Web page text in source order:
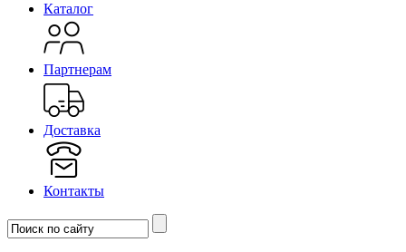
Каталог
Партнерам
Доставка
Контакты